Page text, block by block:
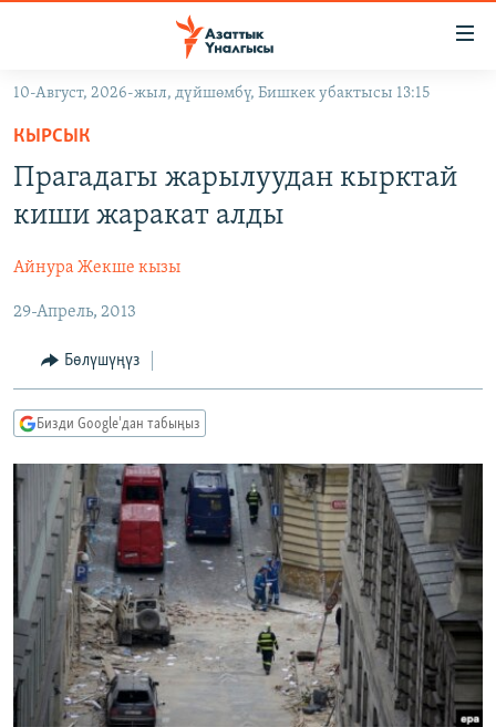
Навигацияга
өтүңүз
Издөөгө
салыңызКЫРГЫЗСТАН
ЭКОНОМИКА
МАДАНИЯТ
ДҮЙНӨ
БОРБОР АЗИЯ
АТАЙЫН ИЛИКТӨӨ
ТВ ПРОГРАММАЛАР
БҮГҮН АЗАТТЫКТА
БИЗ ЖАНА ДҮЙНӨ
ДАНИСТЕ
ЭЖЕ-СИҢДИЛЕР
АЗАТТЫК+
ЫҢГАЙСЫЗ СУРООЛОР
ПОДКАСТ
ӨЗГӨЧӨ ПИКИР
ОНЛАЙН ШЕРИНЕ
ЭЕ/АРнун бардык сайттары
10-Август, 2026-жыл, дүйшөмбү, Бишкек убактысы 13:15
КЫРСЫК
Прагадагы жарылуудан кырктай
киши жаракат алды
Айнура Жекше кызы
29-Апрель, 2013
Бөлүшүңүз
Бизди Google'дан табыңыз